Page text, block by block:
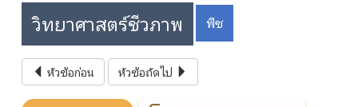
วิทยาศาสตร์ชีวภาพ พืช
หัวข้อก่อน หัวข้อถัดไป